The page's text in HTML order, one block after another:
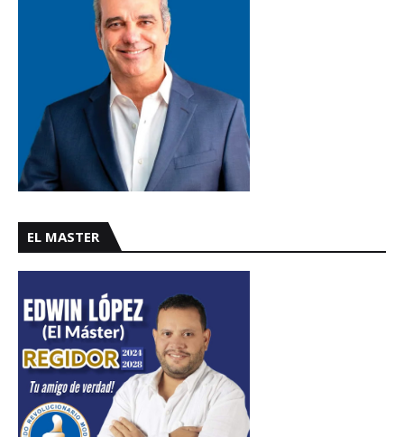
EL MASTER